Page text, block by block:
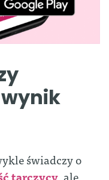
świadczy o